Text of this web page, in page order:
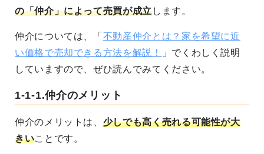
の「仲介」によって売買が成立します。
仲介については、「 不動産仲介とは？家を希望に近
い価格で売却できる方法を解説！
」でくわしく説明
していますので、ぜひ読んでみてください。
1-1-1.仲介のメリット
仲介のメリットは、 少しでも高く売れる可能性が大
きいことです。